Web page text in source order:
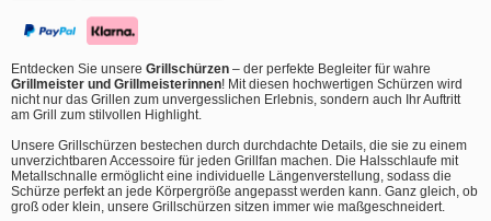
Entdecken Sie unsere Grillschürzen – der perfekte Begleiter für wahre
Grillmeister und Grillmeisterinnen! Mit diesen hochwertigen Schürzen wird
nicht nur das Grillen zum unvergesslichen Erlebnis, sondern auch Ihr Auftritt
am Grill zum stilvollen Highlight.
Unsere Grillschürzen bestechen durch durchdachte Details, die sie zu einem
unverzichtbaren Accessoire für jeden Grillfan machen. Die Halsschlaufe mit
Metallschnalle ermöglicht eine individuelle Längenverstellung, sodass die
Schürze perfekt an jede Körpergröße angepasst werden kann. Ganz gleich, ob
groß oder klein, unsere Grillschürzen sitzen immer wie maßgeschneidert.